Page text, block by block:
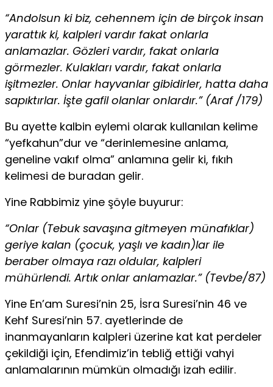
“Andolsun ki biz, cehennem için de birçok insan
yarattık ki, kalpleri vardır fakat onlarla
anlamazlar. Gözleri vardır, fakat onlarla
görmezler. Kulakları vardır, fakat onlarla
işitmezler. Onlar hayvanlar gibidirler, hatta daha
sapıktırlar. İşte gafil olanlar onlardır.” (Araf /179)
Bu ayette kalbin eylemi olarak kullanılan kelime
“yefkahun”dur ve “derinlemesine anlama,
geneline vakıf olma” anlamına gelir ki, fıkıh
kelimesi de buradan gelir.
Yine Rabbimiz yine şöyle buyurur:
“Onlar (Tebuk savaşına gitmeyen münafıklar)
geriye kalan (çocuk, yaşlı ve kadın)lar ile
beraber olmaya razı oldular, kalpleri
mühürlendi. Artık onlar anlamazlar.” (Tevbe/87)
Yine En’am Suresi’nin 25, İsra Suresi’nin 46 ve
Kehf Suresi’nin 57. ayetlerinde de
inanmayanların kalpleri üzerine kat kat perdeler
çekildiği için, Efendimiz’in tebliğ ettiği vahyi
anlamalarının mümkün olmadığı izah edilir.